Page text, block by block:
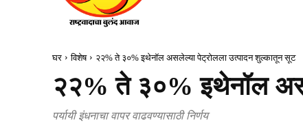
घर विशेष २२% ते ३०% इथेनॉल असलेल्या पेट्रोलला उत्पादन शुल्कातून सूट
२२% ते ३०% इथेनॉल
पर्यायी इंधनाचा वापर वाढवण्यासाठी निर्णय